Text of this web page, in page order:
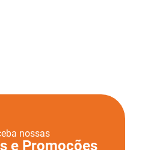
nossas
e Promoções